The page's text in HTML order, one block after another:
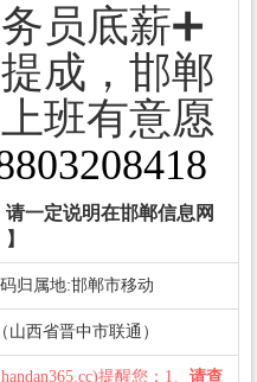
员底薪➕
成，邯郸
班有意愿
请一定说明在邯郸信息网
归属地:邯郸市移动
山西省晋中市联通）
提醒您：1、 请查